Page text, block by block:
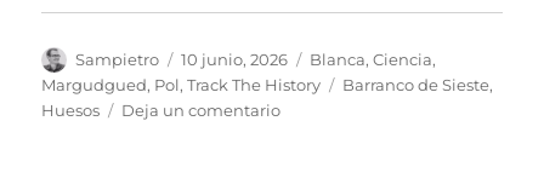
Autor
Sampietro
Publicado
el
10 junio, 2026 Categorías
Blanca,Ciencia,
Margudgued, Pol,Track The History Etiquetas
Barranco de Sieste,
Huesos
Deja un comentarioen